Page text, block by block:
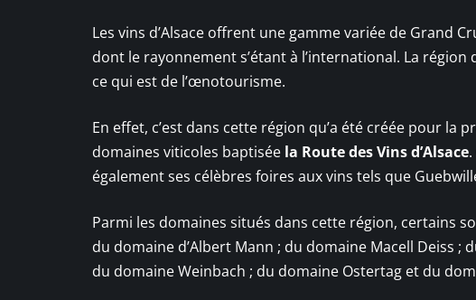
Les vins d’Alsace offrent une gamme variée de Grand
dont le rayonnement s’étant à l’international. La
ce qui est de l’œnotourisme.
En effet, c’est dans cette région qu’a été créée pour
domaines viticoles baptisée la Route des Vins d’Alsace
également ses célèbres foires aux vins tels que
Parmi les domaines situés dans cette région, certains
du domaine d’Albert Mann ; du domaine Macell Deiss
du domaine Weinbach ; du domaine Ostertag et du